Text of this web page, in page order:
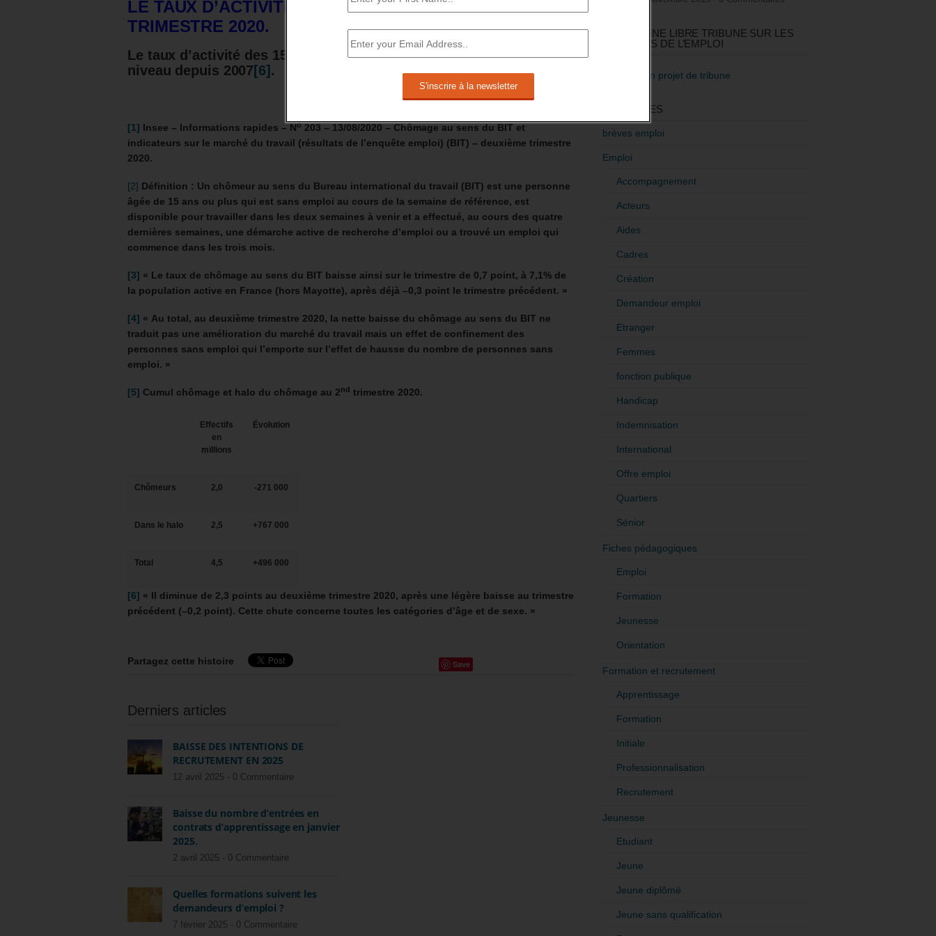
LE TAUX D’ACTIVITÉ S’EFFONDRE AU DEUXIÈME
TRIMESTRE 2020.
Le taux d’activité des 15-64 ans est à 69,4%. Il atteint son plus bas
niveau depuis 2007 [6] .
[1] Insee – Informations rapides – No203 – 13/08/2020 – Chômage au sens du BIT et
indicateurs sur le marché du travail (résultats de l’enquête emploi) (BIT) – deuxième trimestre
2020.
[2] Définition : Un chômeur au sens du Bureau international du travail (BIT) est une personne
âgée de 15 ans ou plus qui est sans emploi au cours de la semaine de référence, est
disponible pour travailler dans les deux semaines à venir et a effectué, au cours des quatre
dernières semaines, une démarche active de recherche d’emploi ou a trouvé un emploi qui
commence dans les trois mois.
[3] « Le taux de chômage au sens du BIT baisse ainsi sur le trimestre de 0,7 point, à 7,1% de
la population active en France (hors Mayotte), après déjà –0,3 point le trimestre précédent. »
[4] « Au total, au deuxième trimestre 2020, la nette baisse du chômage au sens du BIT ne
traduit pas une amélioration du marché du travail mais un effet de confinement des
personnes sans emploi qui l’emporte sur l’effet de hausse du nombre de personnes sans
emploi. »
[5] Cumul chômage et halo du chômage au 2nd trimestre 2020.
Effectifs
en
millions
Évolution
Chômeurs 2,0 -271 000
Dans le halo 2,5 +767 000
Total 4,5 +496 000
[6] « Il diminue de 2,3 points au deuxième trimestre 2020, après une légère baisse au trimestre
précédent (–0,2 point). Cette chute concerne toutes les catégories d’âge et de sexe. »
Partagez cette histoire Save
Derniers articles
BAISSE DES INTENTIONS DE
RECRUTEMENT EN 2025
12 avril 2025 - 0 Commentaire
Baisse du nombre d’entrées en
contrats d’apprentissage en janvier
2025.
2 avril 2025 - 0 Commentaire
Quelles formations suivent les
demandeurs d’emploi ?
7 février 2025 - 0 Commentaire
RÉDIGEZ UNE LIBRE TRIBUNE SUR LES
POLITIQUES DE L’EMPLOI
>Décrire mon projet de tribune
CATÉGORIES
brèves emploi
Emploi
Accompagnement
Acteurs
Aides
Cadres
Création
Demandeur emploi
Etranger
Femmes
fonction publique
Handicap
Indemnisation
International
Offre emploi
Quartiers
Sénior
Fiches pédagogiques
Emploi
Formation
Jeunesse
Orientation
Formation et recrutement
Apprentissage
Formation
Initiale
Professionnalisation
Recrutement
Jeunesse
Etudiant
Jeune
Jeune diplômé
Jeune sans qualification